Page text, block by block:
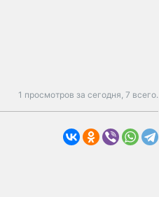
1 просмотров за сегодня,7 всего.